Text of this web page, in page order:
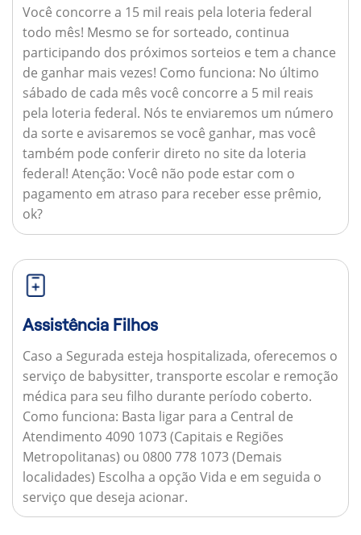
Você concorre a 15 mil reais pela loteria federal
todo mês! Mesmo se for sorteado, continua
participando dos próximos sorteios e tem a chance
de ganhar mais vezes! Como funciona: No último
sábado de cada mês você concorre a 5 mil reais
pela loteria federal. Nós te enviaremos um número
da sorte e avisaremos se você ganhar, mas você
também pode conferir direto no site da loteria
federal! Atenção: Você não pode estar com o
pagamento em atraso para receber esse prêmio,
ok?
Assistência Filhos
Caso a Segurada esteja hospitalizada, oferecemos o
serviço de babysitter, transporte escolar e remoção
médica para seu filho durante período coberto.
Como funciona: Basta ligar para a Central de
Atendimento 4090 1073 (Capitais e Regiões
Metropolitanas) ou 0800 778 1073 (Demais
localidades) Escolha a opção Vida e em seguida o
serviço que deseja acionar.